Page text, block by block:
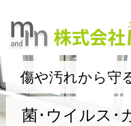
傷や汚れから守
菌･ウイルス･